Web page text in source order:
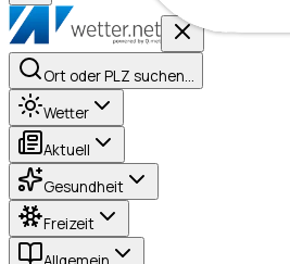
Ort oder PLZ suchen…
Wetter
Aktuell
Gesundheit
Freizeit